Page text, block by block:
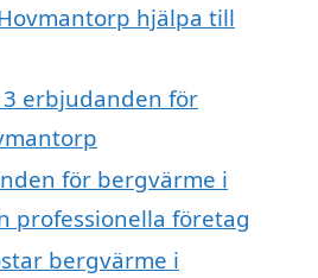
hjälpa till
erbjudanden för
för bergvärme i
professionella företag
bergvärme i